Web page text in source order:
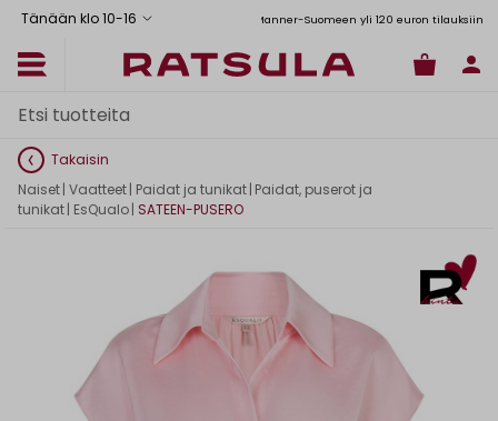
Tänään klo 10-16
Toimituskulut alk. 6,90€
Ilmainen toimitus Manner-Suomeen yli 120 euron tilauksiin
Takaisin
Naiset| Vaatteet| Paidat ja tunikat | Paidat, puserot ja
tunikat| EsQualo| SATEEN-PUSERO